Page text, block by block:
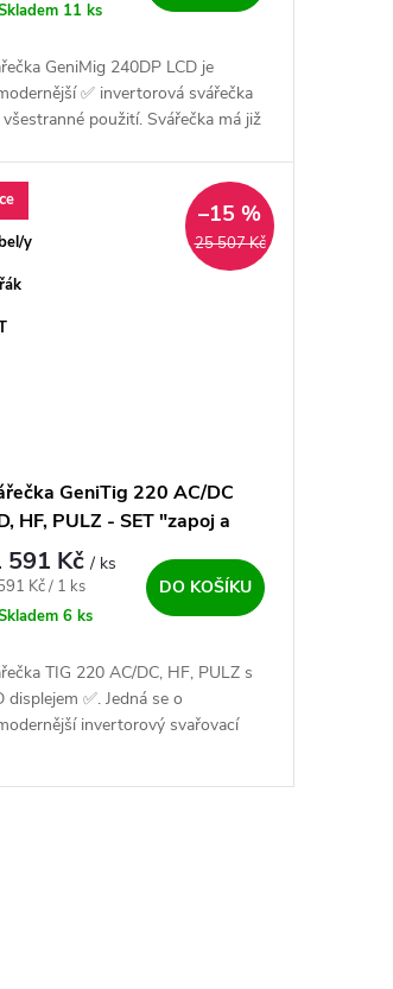
11 ks
GeniMig 240DP LCD je
✅ invertorová svářečka
použití. Svářečka má již
y
25 507 Kč
–15 %
GeniTig 220 AC/DC
HF, PULZ - SET "zapoj a
591 Kč/ ks
cena:
Kč / 1 ks
6 ks
DO KOŠÍKU
TIG 220 AC/DC, HF, PULZ s
displejem ✅. Jedná se o
invertorový svařovací